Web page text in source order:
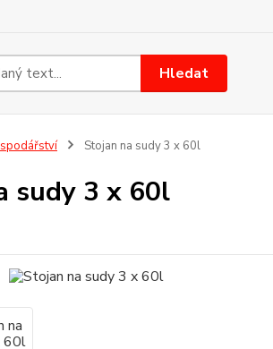
Hledat
Stojan na sudy 3 x 60l
sudy 3 x 60l